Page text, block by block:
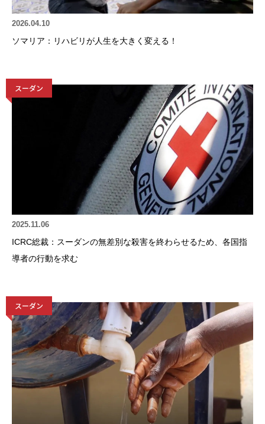
2026.04.10
ソマリア：リハビリが人生を大きく変える！
スーダン
2025.11.06
ICRC総裁：スーダンの無差別な殺害を終わらせるため、各国指
導者の行動を求む
スーダン